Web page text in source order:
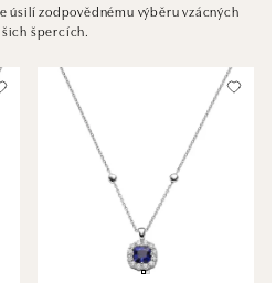
Bratislava
úsilí zodpovědnému výběru vzácných
špercích.